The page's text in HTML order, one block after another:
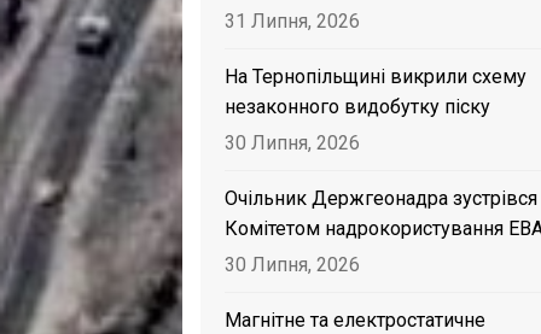
31 Липня, 2026
На Тернопільщині викрили схему
незаконного видобутку піску
30 Липня, 2026
Очільник Держгеонадра зустрівся
Комітетом надрокористування
30 Липня, 2026
Магнітне та електростатичне